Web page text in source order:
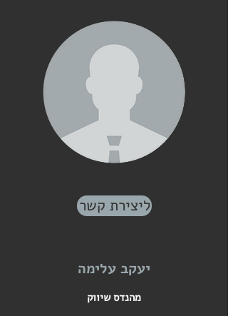
ליצירת קשר
יעקב עלימה
מהנדס שיווק